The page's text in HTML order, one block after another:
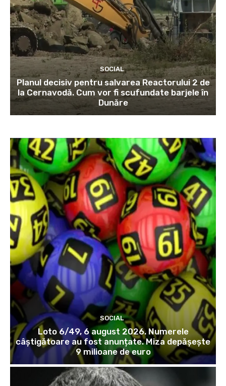
SOCIAL
Planul decisiv pentru salvarea Reactorului 2 de
la Cernavodă. Cum vor fi scufundate barjele în
Dunăre
SOCIAL
Loto 6/49, 6 august 2026. Numerele
câștigătoare au fost anunțate. Miza depășește
9 milioane de euro